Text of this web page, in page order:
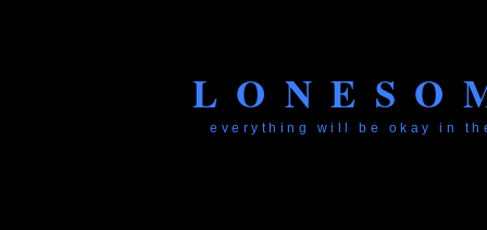
everything will be okay in